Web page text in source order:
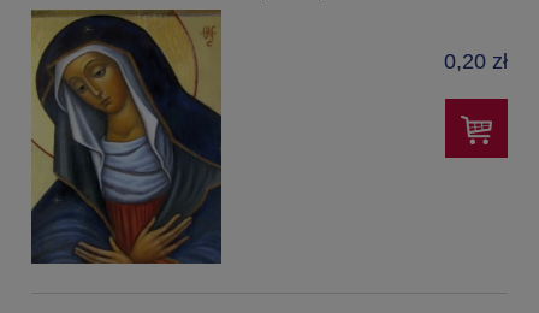
0,20 zł